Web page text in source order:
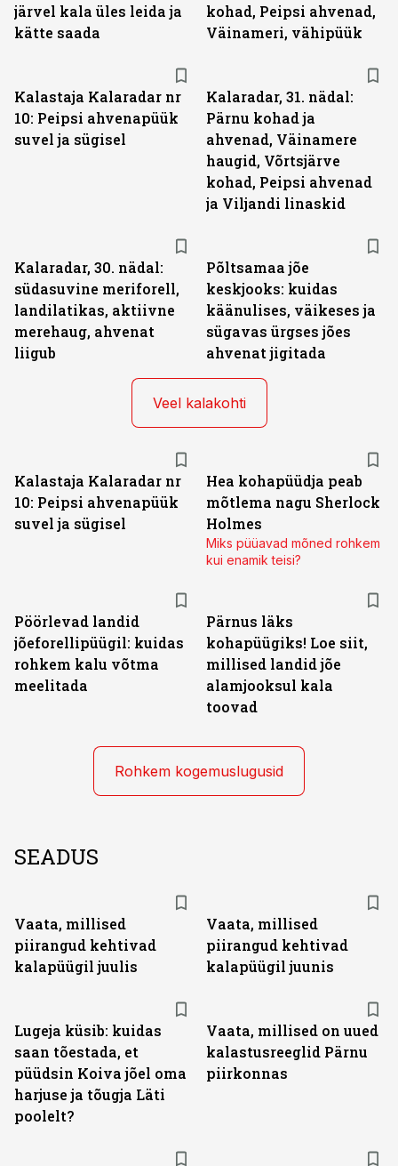
järvel kala üles leida ja
kätte saada
kohad, Peipsi ahvenad,
Väinameri, vähipüük
Kalastaja Kalaradar nr
10: Peipsi ahvenapüük
suvel ja sügisel
Kalaradar, 31. nädal:
Pärnu kohad ja
ahvenad, Väinamere
haugid, Võrtsjärve
kohad, Peipsi ahvenad
ja Viljandi linaskid
Kalaradar, 30. nädal:
südasuvine meriforell,
landilatikas, aktiivne
merehaug, ahvenat
liigub
Põltsamaa jõe
keskjooks: kuidas
käänulises, väikeses ja
sügavas ürgses jões
ahvenat jigitada
Veel kalakohti
Kalastaja Kalaradar nr
10: Peipsi ahvenapüük
suvel ja sügisel
Hea kohapüüdja peab
mõtlema nagu Sherlock
Holmes
Miks püüavad mõned rohkem
kui enamik teisi?
Pöörlevad landid
jõeforellipüügil: kuidas
rohkem kalu võtma
meelitada
Pärnus läks
kohapüügiks! Loe siit,
millised landid jõe
alamjooksul kala
toovad
Rohkem kogemuslugusid
SEADUS
Vaata, millised
piirangud kehtivad
kalapüügil juulis
Vaata, millised
piirangud kehtivad
kalapüügil juunis
Lugeja küsib: kuidas
saan tõestada, et
püüdsin Koiva jõel oma
harjuse ja tõugja Läti
poolelt?
Vaata, millised on uued
kalastusreeglid Pärnu
piirkonnas